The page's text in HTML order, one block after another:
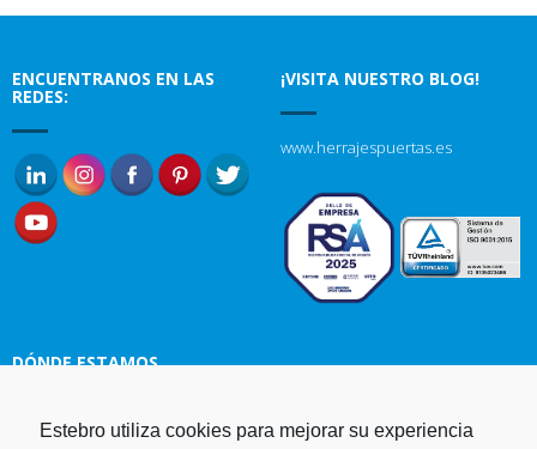
ENCUENTRANOS EN LAS
REDES:
¡VISITA NUESTRO BLOG!
www.herrajespuertas.es
DÓNDE ESTAMOS
Estampaciones EBRO, S.L.
Estebro utiliza cookies para mejorar su experiencia